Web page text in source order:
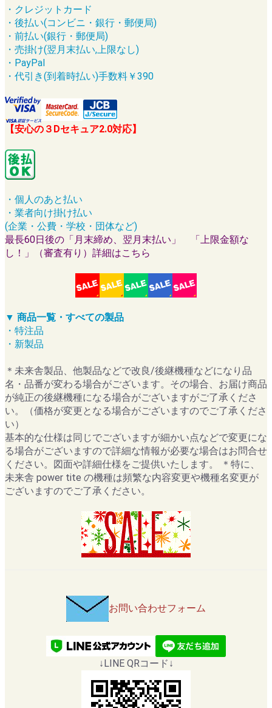
・クレジットカード
・後払い(コンビニ・銀行・郵便局)
・前払い(銀行・郵便局)
・売掛け(翌月末払い,上限なし)
・PayPal
・代引き(到着時払い)手数料￥390
【安心の３Dセキュア2.0対応】
・個人のあと払い
・業者向け掛け払い
(企業・公費・学校・団体など)
最長60日後の「月末締め、翌月末払い」 「上限金額な
し！」（審査有り）詳細はこちら
▼ 商品一覧・すべての製品
・特注品
・新製品
＊未来舎製品、他製品などで改良/後継機種などになり品
名・品番が変わる場合がございます。その場合、お届け商品
が純正の後継機種になる場合がございますがご了承くださ
い。（価格が変更となる場合がございますのでご了承くださ
い）
基本的な仕様は同じでございますが細かい点などで変更にな
る場合がございますので詳細な情報が必要な場合はお問合せ
ください。図面や詳細仕様をご提供いたします。 ＊特に、
未来舎 power tite の機種は頻繁な内容変更や機種名変更が
ございますのでご了承ください。
お問い合わせフォーム
↓LINE QRコード↓